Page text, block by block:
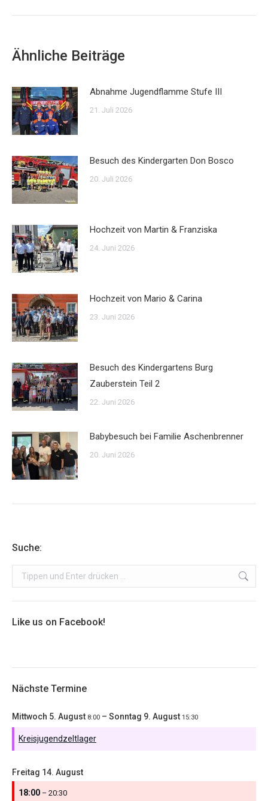
Ähnliche Beiträge
Abnahme Jugendflamme Stufe III
21. Juli 2026
Besuch des Kindergarten Don Bosco
20. Juli 2026
Hochzeit von Martin & Franziska
24. Juni 2026
Hochzeit von Mario & Carina
23. Juni 2026
Besuch des Kindergartens Burg
Zauberstein Teil 2
22. Juni 2026
Babybesuch bei Familie Aschenbrenner
20. Juni 2026
Suche:
Search:
Like us on Facebook!
Nächste Termine
Mittwoch 5. August 8:00 – Sonntag 9. August 15:30
Kreisjugendzeltlager
Freitag 14. August
18:00 – 20:30